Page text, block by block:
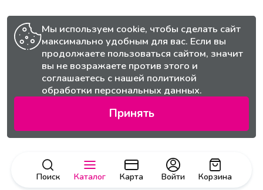
Поиск Каталог Карта Корзина
Войти
Мы используем cookie, чтобы сделать сайт
максимально удобным для вас. Если вы
продолжаете пользоваться сайтом, значит
вы не возражаете против этого и
соглашаетесь с нашей политикой
обработки персональных данных.
Принять